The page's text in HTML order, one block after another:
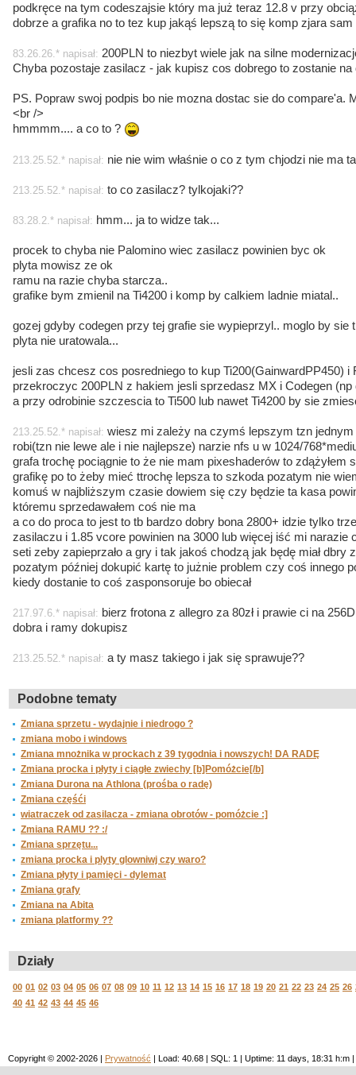
podkręce na tym codeszajsie który ma już teraz 12.8 v przy
dobrze a grafika no to tez kup jakąś lepszą to się komp zjara sam
83.26.26.* napisał: 200PLN to niezbyt wiele jak na silne
Chyba pozostaje zasilacz - jak kupisz cos dobrego to zostanie na
PS. Popraw swoj podpis bo nie mozna dostac sie do compare'a.
<br />
hmmmm.... a co to ?
213.25.52.* napisał: nie nie wim właśnie o co z tym chjodzi nie ma
213.25.52.* napisał: to co zasilacz? tylkojaki??
83.28.2.* napisał: hmm... ja to widze tak...
procek to chyba nie Palomino wiec zasilacz powinien byc ok
plyta mowisz ze ok
ramu na razie chyba starcza..
grafike bym zmienil na Ti4200 i komp by calkiem ladnie miatal..
gozej gdyby codegen przy tej grafie sie wypieprzyl.. moglo by sie
plyta nie uratowala...
jesli zas chcesz cos posredniego to kup Ti200(GainwardPP450) i
przekroczyc 200PLN z hakiem jesli sprzedasz MX i Codegen
a przy odrobinie szczescia to Ti500 lub nawet Ti4200 by sie
213.25.52.* napisał: wiesz mi zależy na czymś lepszym tzn
robi(tzn nie lewe ale i nie najlepsze) narzie nfs u w 1024/
grafa trochę pociągnie to że nie mam pixeshaderów to zdążyłem
grafikę po to żeby mieć ttrochę lepsza to szkoda pozatym nie
komuś w najbliższym czasie dowiem się czy będzie ta kasa
któremu sprzedawałem coś nie ma
a co do proca to jest to tb bardzo dobry bona 2800+ idzie tylko
zasilaczu i 1.85 vcore powinien na 3000 lub więcej iść mi narazie
seti zeby zapieprzało a gry i tak jakoś chodzą jak będę miał dbry
pozatym później dokupić kartę to jużnie problem czy coś innego
kiedy dostanie to coś zasponsoruje bo obiecał
217.97.6.* napisał: bierz frotona z allegro za 80zł i prawie ci na
dobra i ramy dokupisz
213.25.52.* napisał: a ty masz takiego i jak się sprawuje??
Podobne tematy
Zmiana sprzetu - wydajnie i niedrogo ?
zmiana mobo i windows
Zmiana mnożnika w prockach z 39 tygodnia i nowszych! DA RADĘ
Zmiana procka i płyty i ciągłe zwiechy [b]Pomóżcie[/b]
Zmiana Durona na Athlona (prośba o radę)
Zmiana częśći
wiatraczek od zasilacza - zmiana obrotów - pomóżcie :]
Zmiana RAMU ?? :/
Zmiana sprzętu...
zmiana procka i plyty glowniwj czy waro?
Zmiana płyty i pamięci - dylemat
Zmiana grafy
Zmiana na Abita
zmiana platformy ??
Działy
00 01 02 03 04 05 06 07 08 09 10 11 12 13 14 15 16 17 18 19 20 21 22 23 24 25 26
40 41 42 43 44 45 46
Copyright © 2002-2026 | Prywatność | Load: 40.68 | SQL: 1 | Uptime: 11 days, 18:31